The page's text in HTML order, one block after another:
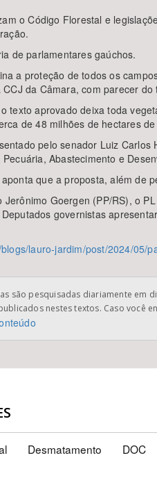
o Código Florestal e
de parlamentares gaúchos.
a proteção de todos os
da Câmara, com parecer
texto aprovado deixa toda
de 48 milhões de hectares
pelo senador Luiz
Abastecimento e
que a proposta, além de
Goergen (PP/RS), o
governistas
lauro-jardim/post/2024/05/
são pesquisadas diariamente em
nestes textos. Caso você
Desmatamento DOC